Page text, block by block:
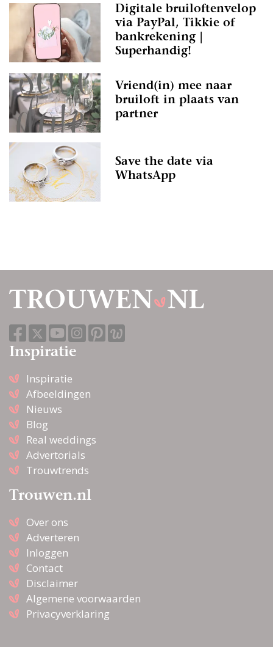
Digitale bruiloftenvelop
via PayPal, Tikkie of
bankrekening |
Superhandig!
Vriend(in) mee naar
bruiloft in plaats van
partner
Save the date via
WhatsApp
Inspiratie
Inspiratie
Afbeeldingen
Nieuws
Blog
Real weddings
Advertorials
Trouwtrends
Trouwen.nl
Over ons
Adverteren
Inloggen
Contact
Disclaimer
Algemene voorwaarden
Privacyverklaring